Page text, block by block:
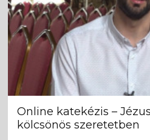
Online katekézis –
kölcsönös szeretetben